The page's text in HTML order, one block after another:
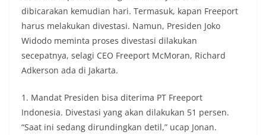
dibicarakan kemudian hari. Termasuk, kapan Freeport
harus melakukan divestasi. Namun, Presiden Joko
Widodo meminta proses divestasi dilakukan
secepatnya, selagi CEO Freeport McMoran, Richard
Adkerson ada di Jakarta.
1. Mandat Presiden bisa diterima PT Freeport
Indonesia. Divestasi yang akan dilakukan 51 persen.
“Saat ini sedang dirundingkan detil,” ucap Jonan.